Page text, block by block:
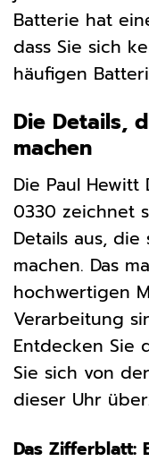
Batterie hat
dass Sie sich
häufigen
Die Details,
machen
Die Paul Hewitt
0330 zeichnet
Details aus,
machen. Das
hochwertigen
Verarbeitung
Entdecken Sie
Sie sich von
dieser Uhr
Das Zifferblatt: